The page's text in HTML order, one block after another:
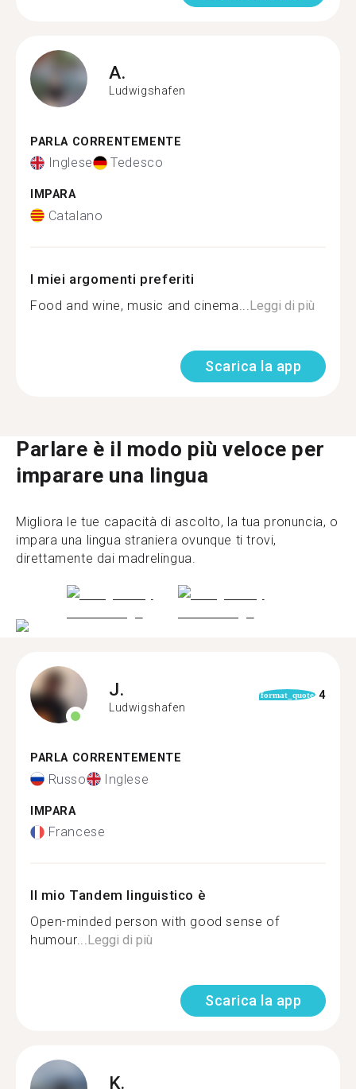
A.
Ludwigshafen
PARLA CORRENTEMENTE
Inglese Tedesco
IMPARA
Catalano
I miei argomenti preferiti
Food and wine, music and cinema... Leggi di più
Scarica la app
Parlare è il modo più veloce per
imparare una lingua
Migliora le tue capacità di ascolto, la tua pronuncia, o
impara una lingua straniera ovunque ti trovi,
direttamente dai madrelingua.
J.
Ludwigshafen
format_quote 4
PARLA CORRENTEMENTE
Russo Inglese
IMPARA
Francese
Il mio Tandem linguistico è
Open-minded person with good sense of
humour...Leggi di più
Scarica la app
K.